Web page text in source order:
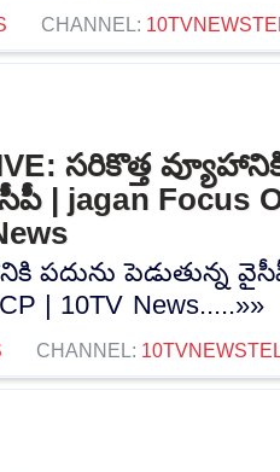
CHANNEL:
సరికొత్త
| jagan Focus
పదును పెడుతున్న
| 10TV News.....»»
CHANNEL: